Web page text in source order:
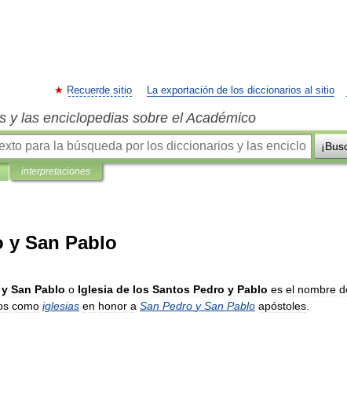
Recuerde sitio La exportación de los diccionarios al sitio
y las enciclopedias sobre el Académico
interpretaciones
y San Pablo
y San Pablo o Iglesia de los Santos Pedro y Pablo es el nombre
como iglesias en honor a San Pedro y San Pablo apóstoles